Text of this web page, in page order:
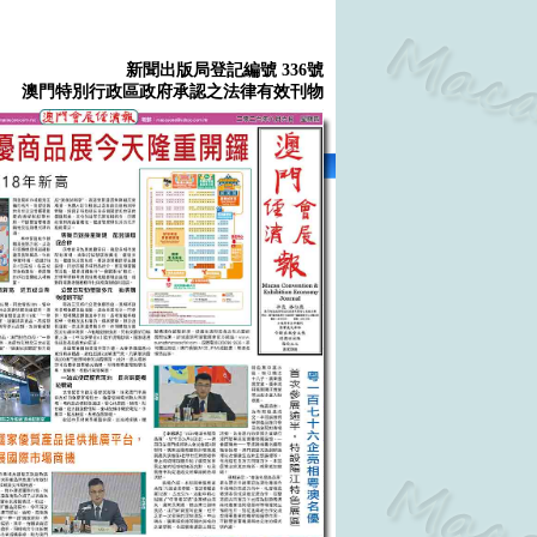
新聞出版局登記編號 336號
澳門特別行政區政府承認之法律有效刊物